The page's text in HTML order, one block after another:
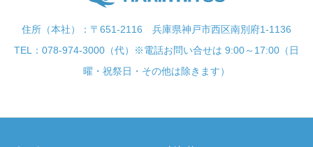
住所（本社）：〒651-2116 兵庫県神戸市西区南別府1-1136
TEL：078-974-3000（代）※電話お問い合せは 9:00～17:00（日
曜・祝祭日・その他は除きます）